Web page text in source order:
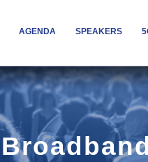
AGENDA SPEAKERS